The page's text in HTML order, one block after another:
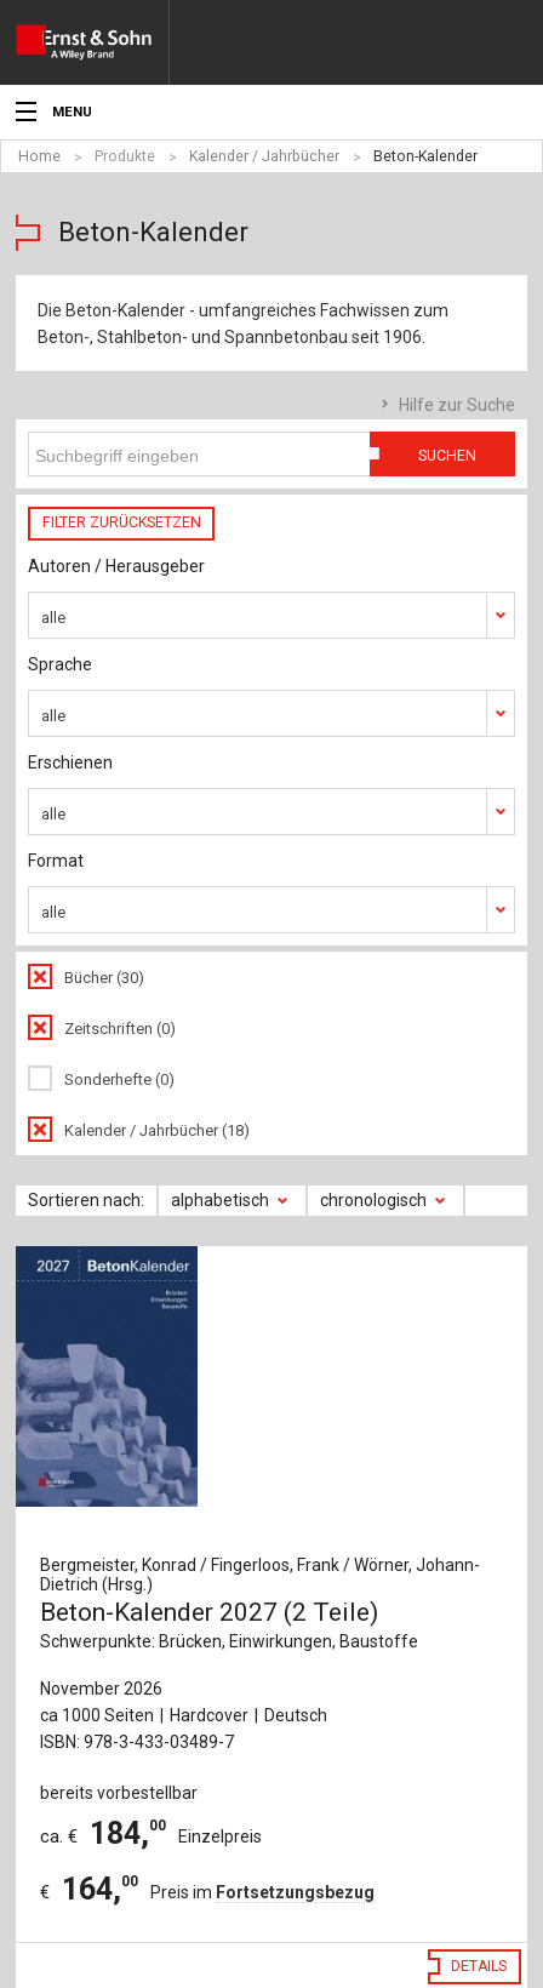
MENU
Aktuelles
Veranstaltungen
Angebote
Fachgebiete
Werben
Service
Sprache / Language: DE
Home Produkte Kalender / Jahrbücher Beton-Kalender
Beton-Kalender
Die Beton-Kalender - umfangreiches Fachwissen zum
Beton-, Stahlbeton- und Spannbetonbau seit 1906.
Hilfe zur Suche
SUCHEN
FILTER ZURÜCKSETZEN
Autoren / Herausgeber
alle
Sprache
alle
Erschienen
alle
Format
alle
Bücher (30)
Zeitschriften (0)
Sonderhefte (0)
Kalender / Jahrbücher (18)
Sortieren nach: alphabetisch chronologisch
Bergmeister, Konrad / Fingerloos, Frank / Wörner, Johann-
Dietrich (Hrsg.)
Beton-Kalender 2027 (2 Teile)
Schwerpunkte: Brücken, Einwirkungen, Baustoffe
November 2026
ca 1000 Seiten
Hardcover
Deutsch
ISBN: 978-3-433-03489-7
bereits vorbestellbar
ca. € 184,00
Einzelpreis
€ 164,00
Preis im Fortsetzungsbezug
DETAILS